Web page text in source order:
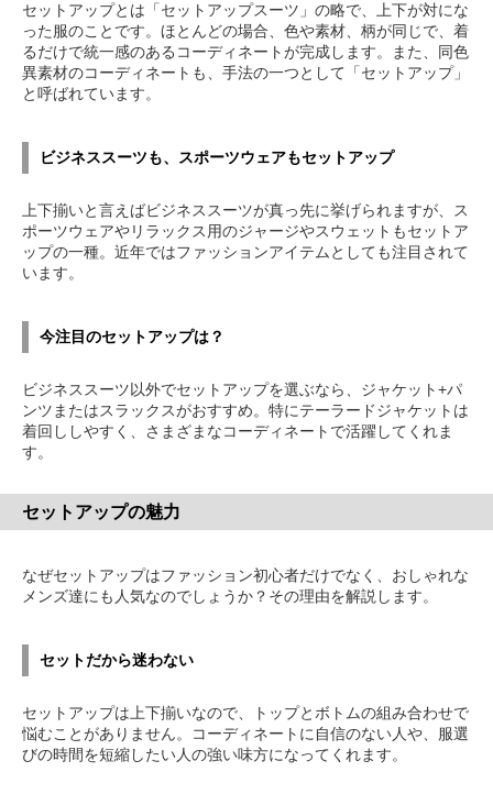
セットアップとは「セットアップスーツ」の略で、上下が対にな
った服のことです。ほとんどの場合、色や素材、柄が同じで、着
るだけで統一感のあるコーディネートが完成します。また、同色
異素材のコーディネートも、手法の一つとして「セットアップ」
と呼ばれています。
ビジネススーツも、スポーツウェアもセットアップ
上下揃いと言えばビジネススーツが真っ先に挙げられますが、ス
ポーツウェアやリラックス用のジャージやスウェットもセットア
ップの一種。近年ではファッションアイテムとしても注目されて
います。
今注目のセットアップは？
ビジネススーツ以外でセットアップを選ぶなら、ジャケット+パ
ンツまたはスラックスがおすすめ。特にテーラードジャケットは
着回ししやすく、さまざまなコーディネートで活躍してくれま
す。
セットアップの魅力
なぜセットアップはファッション初心者だけでなく、おしゃれな
メンズ達にも人気なのでしょうか？その理由を解説します。
セットだから迷わない
セットアップは上下揃いなので、トップとボトムの組み合わせで
悩むことがありません。コーディネートに自信のない人や、服選
びの時間を短縮したい人の強い味方になってくれます。